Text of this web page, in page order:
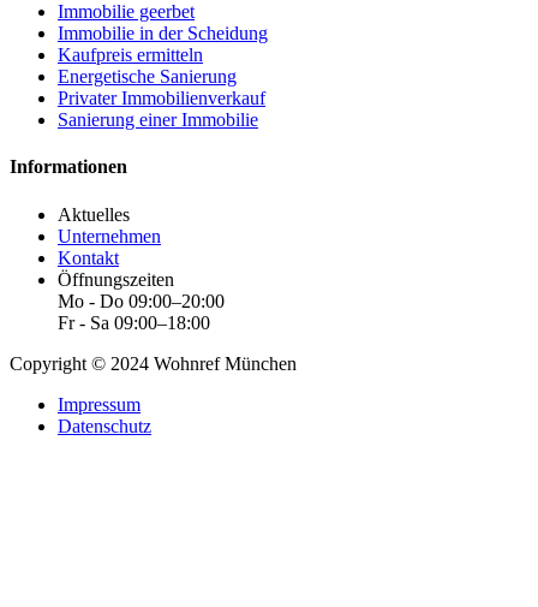
Immobilie geerbet
Immobilie in der Scheidung
Kaufpreis ermitteln
Energetische Sanierung
Privater Immobilienverkauf
Sanierung einer Immobilie
Informationen
Aktuelles
Unternehmen
Kontakt
Öffnungszeiten
Mo - Do 09:00–20:00
Fr - Sa 09:00–18:00
Copyright © 2024 Wohnref München
Impressum
Datenschutz